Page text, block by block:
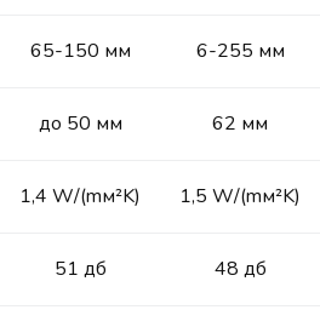
65-150 мм
до 50 мм
1,4 W/(mм²K)
51 дб
6-255 мм
62 мм
1,5 W/(mм²K)
48 дб